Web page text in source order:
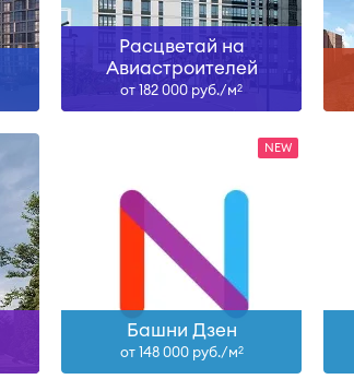
Расцветай на
Авиастроителей
от 182 000 руб./м2
Башни Дзен
от 148 000 руб./м2
Узнать больше